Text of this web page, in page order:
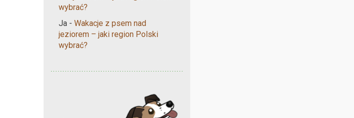
wybrać?
Ja - Wakacje z psem nad
jeziorem – jaki region Polski
wybrać?